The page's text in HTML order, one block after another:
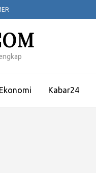
Ekonomi Kabar24